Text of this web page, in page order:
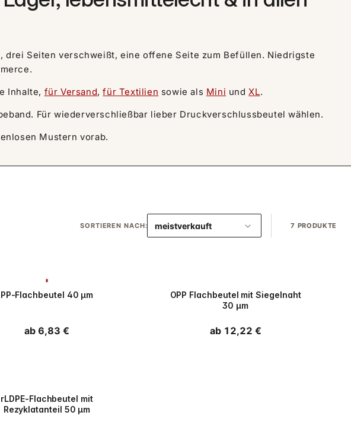
Seiten verschweißt, eine offene Seite zum Befüllen. Niedrigste
Inhalte, für Versand,für Textilien sowie als Mini undXL.
Für wiederverschließbar lieber Druckverschlussbeutel wählen.
Mustern vorab.
SORTIEREN NACH: 7 PRODUKTE
PP-Flachbeutel 40 µm
Normaler
ab 6,83 €
OPP Flachbeutel mit Siegelnaht
30 µm
Normaler
ab 12,22 €
rLDPE-Flachbeutel mit
Rezyklatanteil 50 µm